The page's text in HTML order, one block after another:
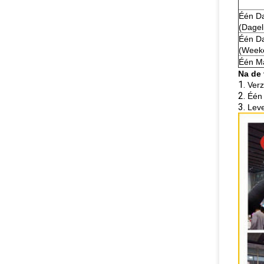
Één
Één
Één
Na
1.
2.
3.